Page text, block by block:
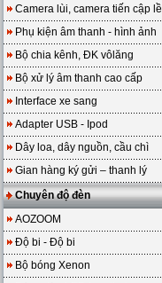
Camera lùi, camera tiến cập lề
Phụ kiện âm thanh - hình ảnh
Bộ chia kênh, ĐK vôlăng
Bộ xử lý âm thanh cao cấp
Interface xe sang
Adapter USB - Ipod
Dây loa, dây nguồn, cầu chì
Gian hàng ký gửi – thanh lý
Chuyên độ đèn
AOZOOM
Độ bi - Độ bi
Bộ bóng Xenon